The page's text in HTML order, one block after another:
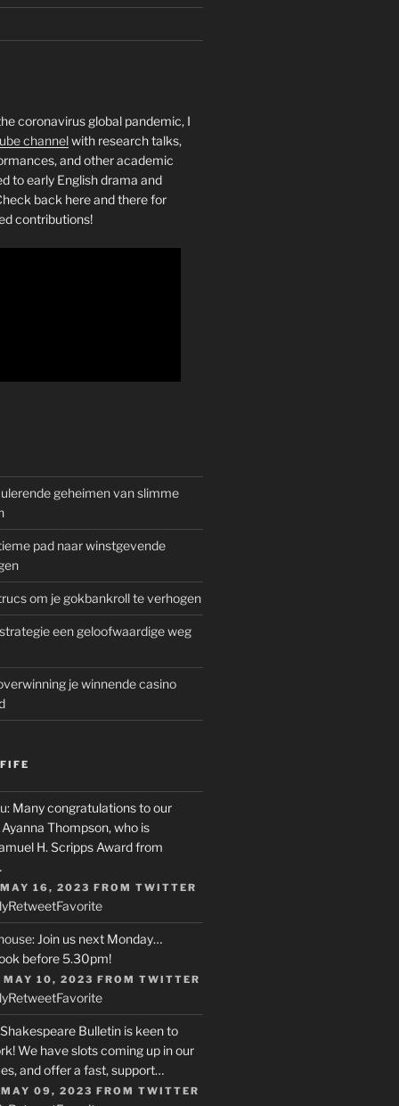
coronavirus global pandemic, I
channelwith research talks,
and other academic
to early English drama and
back here and there for
contributions!
geheimen van slimme
pad naar winstgevende
om je gokbankroll te verhogen
een geloofwaardige weg
je winnende casino
: Many congratulations to our
Thompson, who is
H. Scripps Award from
16, 2023 FROM TWITTER
RetweetFavorite
: Join us next Monday…
before 5.30pm!
10, 2023 FROM TWITTER
RetweetFavorite
Bulletin is keen to
We have slots coming up in our
and offer a fast, support…
09, 2023 FROM TWITTER